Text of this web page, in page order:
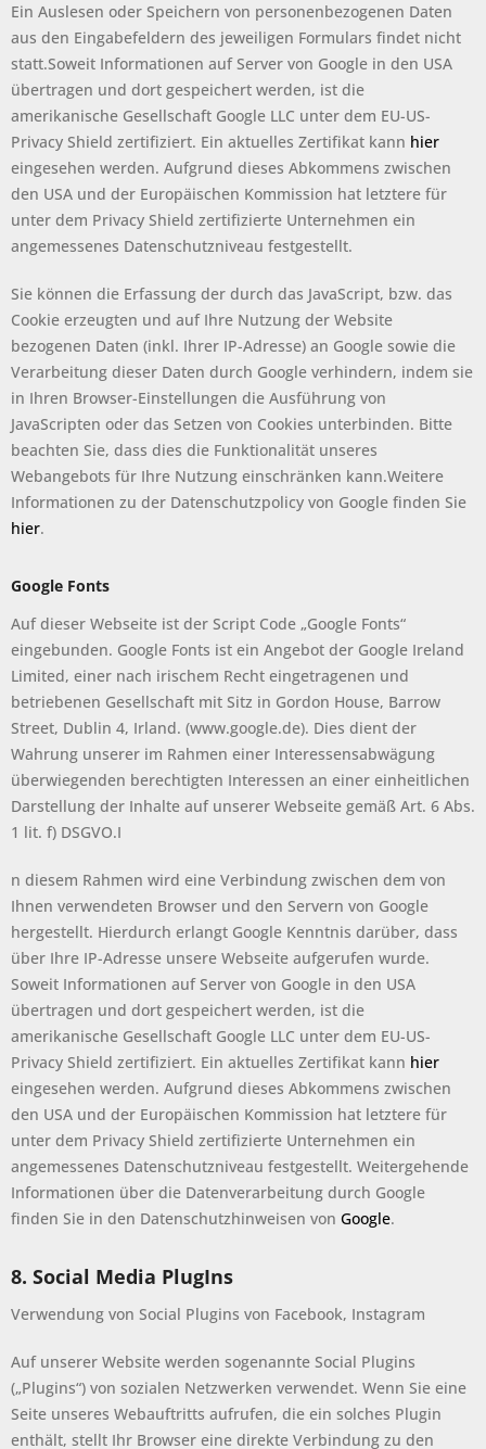
Ein Auslesen oder Speichern von personenbezogenen Daten
aus den Eingabefeldern des jeweiligen Formulars findet nicht
statt.Soweit Informationen auf Server von Google in den USA
übertragen und dort gespeichert werden, ist die
amerikanische Gesellschaft Google LLC unter dem EU-US-
Privacy Shield zertifiziert. Ein aktuelles Zertifikat kann hier
eingesehen werden. Aufgrund dieses Abkommens zwischen
den USA und der Europäischen Kommission hat letztere für
unter dem Privacy Shield zertifizierte Unternehmen ein
angemessenes Datenschutzniveau festgestellt.
Sie können die Erfassung der durch das JavaScript, bzw. das
Cookie erzeugten und auf Ihre Nutzung der Website
bezogenen Daten (inkl. Ihrer IP-Adresse) an Google sowie die
Verarbeitung dieser Daten durch Google verhindern, indem sie
in Ihren Browser-Einstellungen die Ausführung von
JavaScripten oder das Setzen von Cookies unterbinden. Bitte
beachten Sie, dass dies die Funktionalität unseres
Webangebots für Ihre Nutzung einschränken kann.Weitere
Informationen zu der Datenschutzpolicy von Google finden Sie
hier.
Google Fonts
Auf dieser Webseite ist der Script Code „Google Fonts“
eingebunden. Google Fonts ist ein Angebot der Google Ireland
Limited, einer nach irischem Recht eingetragenen und
betriebenen Gesellschaft mit Sitz in Gordon House, Barrow
Street, Dublin 4, Irland. (www.google.de). Dies dient der
Wahrung unserer im Rahmen einer Interessensabwägung
überwiegenden berechtigten Interessen an einer einheitlichen
Darstellung der Inhalte auf unserer Webseite gemäß Art. 6 Abs.
1 lit. f) DSGVO.I
n diesem Rahmen wird eine Verbindung zwischen dem von
Ihnen verwendeten Browser und den Servern von Google
hergestellt. Hierdurch erlangt Google Kenntnis darüber, dass
über Ihre IP-Adresse unsere Webseite aufgerufen wurde.
Soweit Informationen auf Server von Google in den USA
übertragen und dort gespeichert werden, ist die
amerikanische Gesellschaft Google LLC unter dem EU-US-
Privacy Shield zertifiziert. Ein aktuelles Zertifikat kann hier
eingesehen werden. Aufgrund dieses Abkommens zwischen
den USA und der Europäischen Kommission hat letztere für
unter dem Privacy Shield zertifizierte Unternehmen ein
angemessenes Datenschutzniveau festgestellt. Weitergehende
Informationen über die Datenverarbeitung durch Google
finden Sie in den Datenschutzhinweisen von Google.
8. Social Media PlugIns
Verwendung von Social Plugins von Facebook, Instagram
Auf unserer Website werden sogenannte Social Plugins
(„Plugins“) von sozialen Netzwerken verwendet. Wenn Sie eine
Seite unseres Webauftritts aufrufen, die ein solches Plugin
enthält, stellt Ihr Browser eine direkte Verbindung zu den